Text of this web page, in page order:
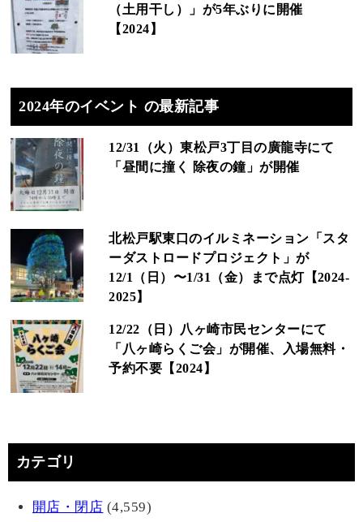
（土用干し）」が5年ぶりに開催
【2024】
2024年のイベント の最新記事
12/31（火）東松戸3丁目の廣龍寺にて
「昼間に撞く 除夜の鐘」が開催
北松戸駅東口のイルミネーション「スタ
ーダストロードプロジェクト」が
12/1（日）〜1/31（金）まで点灯【2024-
2025】
12/22（日）八ヶ崎市民センターにて
「八ヶ崎らくご会」が開催、入場無料・
予約不要【2024】
カテゴリ
開店・閉店 (4,559)